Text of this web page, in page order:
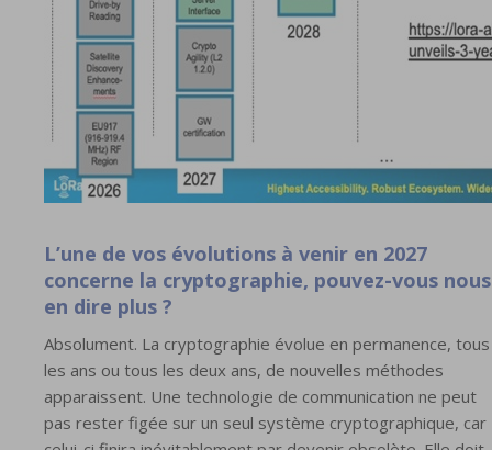
L’une de vos évolutions à venir en 2027
concerne la cryptographie, pouvez-vous nous
en dire plus ?
Absolument. La cryptographie évolue en permanence, tous
les ans ou tous les deux ans, de nouvelles méthodes
apparaissent. Une technologie de communication ne peut
pas rester figée sur un seul système cryptographique, car